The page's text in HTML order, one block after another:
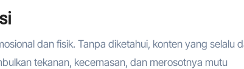
dan fisik. Tanpa diketahui, konten yang selalu
tekanan, kecemasan, dan merosotnya mutu